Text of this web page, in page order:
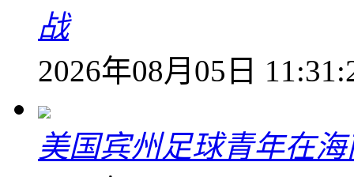
战
2026年08月05日
美国宾州足球青年在